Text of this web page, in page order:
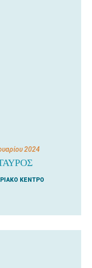
2024
ΚΕΝΤΡΟ